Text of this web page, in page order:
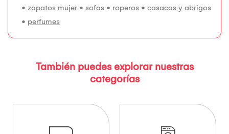
• zapatos mujer • sofas • roperos • casacas y abrigos
• perfumes
También puedes explorar nuestras
categorías